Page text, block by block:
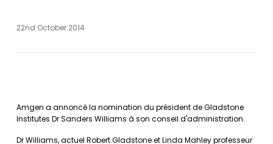
22nd October 2014
Amgen a annoncé la nomination du président de Gladstone
Institutes Dr Sanders Williams à son conseil d'administration.
Dr Williams, actuel Robert Gladstone et Linda Mahley professeur